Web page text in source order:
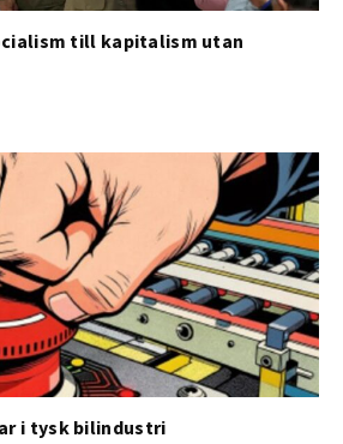
till kapitalism utan
i tysk bilindustri